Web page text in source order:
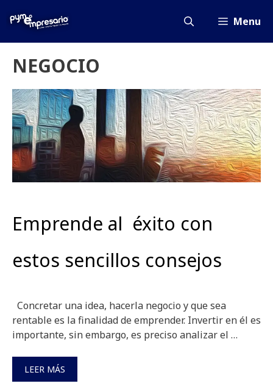
Menu
NEGOCIO
Emprende al éxito con
estos sencillos consejos
Concretar una idea, hacerla negocio y que sea
rentable es la finalidad de emprender. Invertir en él es
importante, sin embargo, es preciso analizar el …
LEER MÁS